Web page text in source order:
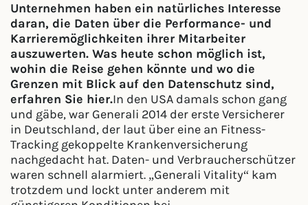
Unternehmen haben ein natürliches Interesse
daran, die Daten über die Performance- und
Karrieremöglichkeiten ihrer Mitarbeiter
auszuwerten. Was heute schon möglich ist,
wohin die Reise gehen könnte und wo die
Grenzen mit Blick auf den Datenschutz sind,
erfahren Sie hier.In den USA damals schon gang
und gäbe, war Generali 2014 der erste Versicherer
in Deutschland, der laut über eine an Fitness-
Tracking gekoppelte Krankenversicherung
nachgedacht hat. Daten- und Verbraucherschützer
waren schnell alarmiert. „Generali Vitality“ kam
trotzdem und lockt unter anderem mit